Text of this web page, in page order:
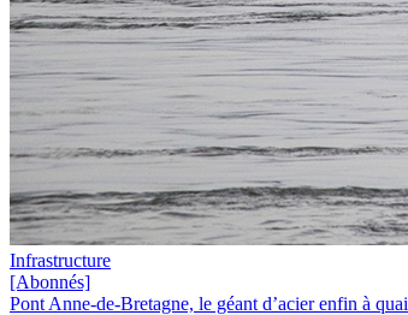
Infrastructure
[Abonnés]
Pont Anne-de-Bretagne, le géant d’acier enfin à quai